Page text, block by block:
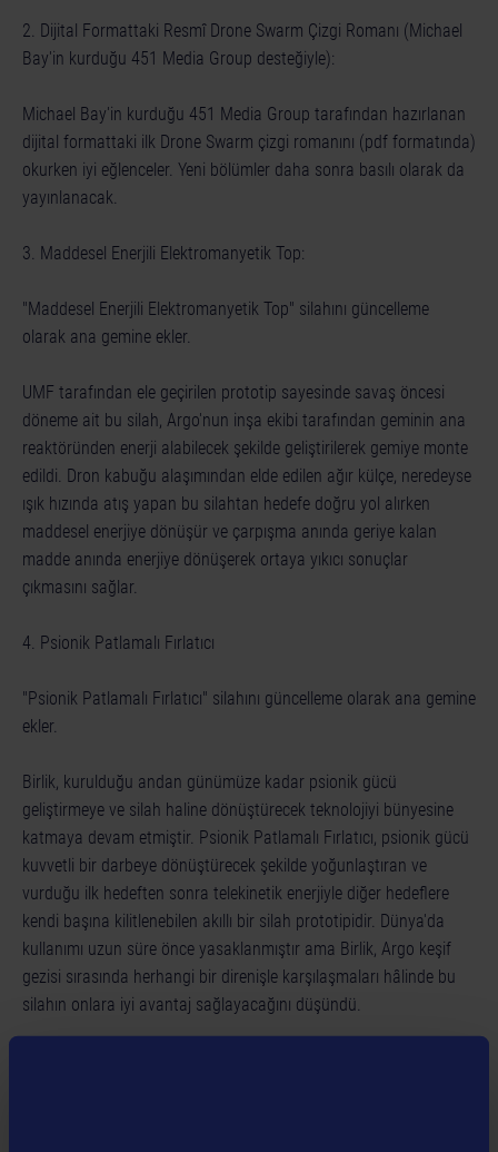
2. Dijital Formattaki Resmî Drone Swarm Çizgi Romanı (Michael
Bay'in kurduğu 451 Media Group desteğiyle):
Michael Bay'in kurduğu 451 Media Group tarafından hazırlanan
dijital formattaki ilk Drone Swarm çizgi romanını (pdf formatında)
okurken iyi eğlenceler. Yeni bölümler daha sonra basılı olarak da
yayınlanacak.
3. Maddesel Enerjili Elektromanyetik Top:
"Maddesel Enerjili Elektromanyetik Top" silahını güncelleme
olarak ana gemine ekler.
UMF tarafından ele geçirilen prototip sayesinde savaş öncesi
döneme ait bu silah, Argo'nun inşa ekibi tarafından geminin ana
reaktöründen enerji alabilecek şekilde geliştirilerek gemiye monte
edildi. Dron kabuğu alaşımından elde edilen ağır külçe, neredeyse
ışık hızında atış yapan bu silahtan hedefe doğru yol alırken
maddesel enerjiye dönüşür ve çarpışma anında geriye kalan
madde anında enerjiye dönüşerek ortaya yıkıcı sonuçlar
çıkmasını sağlar.
4. Psionik Patlamalı Fırlatıcı
"Psionik Patlamalı Fırlatıcı" silahını güncelleme olarak ana gemine
ekler.
Birlik, kurulduğu andan günümüze kadar psionik gücü
geliştirmeye ve silah haline dönüştürecek teknolojiyi bünyesine
katmaya devam etmiştir. Psionik Patlamalı Fırlatıcı, psionik gücü
kuvvetli bir darbeye dönüştürecek şekilde yoğunlaştıran ve
vurduğu ilk hedeften sonra telekinetik enerjiyle diğer hedeflere
kendi başına kilitlenebilen akıllı bir silah prototipidir. Dünya'da
kullanımı uzun süre önce yasaklanmıştır ama Birlik, Argo keşif
gezisi sırasında herhangi bir direnişle karşılaşmaları hâlinde bu
silahın onlara iyi avantaj sağlayacağını düşündü.